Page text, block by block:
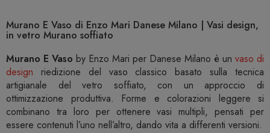
Murano E Vaso di Enzo Mari Danese Milano | Vasi design,
in vetro Murano soffiato
Murano E Vaso by Enzo Mari per Danese Milano è un vaso di
design riedizione del vaso classico basato sulla tecnica
artigianale del vetro soffiato, con un approccio di
ottimizzazione produttiva. Forme e colorazioni leggere si
combinano tra loro per ottenere vasi multipli, pensati per
essere contenuti l’uno nell’altro, dando vita a differenti versioni.